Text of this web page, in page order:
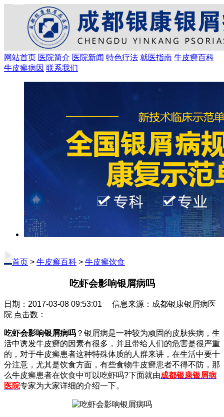
网站首页 医院简介 医院新闻 特色疗法 就医指南 牛皮癣百科
牛皮癣病因 联系我们
首页 > 牛皮癣百科 > 牛皮癣饮食
吃虾会影响银屑病吗
日期：2017-03-08 09:53:01 信息来源：成都银康银屑病医
院 点击数：
吃虾会影响银屑病吗 ？银屑病是一种较为顽固的皮肤疾病，生
活中诱发牛皮癣的因素有很多，并且带给人们的危害是很严重
的，对于牛皮癣患者这种特殊体质的人群来讲，在生活中要十
分注意，尤其是饮食方面，有些食物牛皮癣患者不得不防，那
么牛皮癣患者在饮食中可以吃虾吗?下面就由成都银康银屑病
医院专家为大家详细的介绍一下。